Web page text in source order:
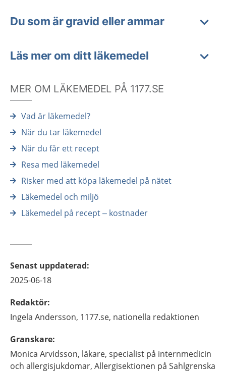
Du som är gravid eller ammar
Läs mer om ditt läkemedel
MER OM LÄKEMEDEL PÅ 1177.SE
Vad är läkemedel?
När du tar läkemedel
När du får ett recept
Resa med läkemedel
Risker med att köpa läkemedel på nätet
Läkemedel och miljö
Läkemedel på recept – kostnader
Senast uppdaterad:
2025-06-18
Redaktör:
Ingela Andersson, 1177.se, nationella redaktionen
Granskare:
Monica Arvidsson, läkare, specialist på internmedicin
och allergisjukdomar, Allergisektionen på Sahlgrenska